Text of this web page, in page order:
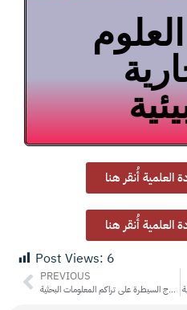
العلمية أُنقر هنا
العلمية أُنقر هنا
Post Views: 6
PREVIOUS
وقفات وإضاءات على كتاب نموذج السيطرة على تراكم المعلومات البحثية